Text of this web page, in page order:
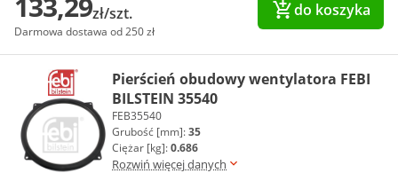
zł/szt.
Darmowa dostawa od 250 zł
do koszyka
Pierścień obudowy wentylatora FEBI
BILSTEIN 35540
FEB35540
Grubość [mm]:35
Ciężar [kg]:0.686
Rozwiń więcej danych